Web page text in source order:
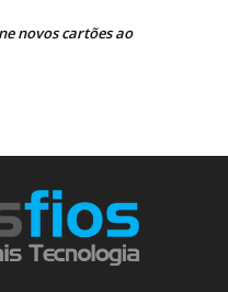
novos cartões ao